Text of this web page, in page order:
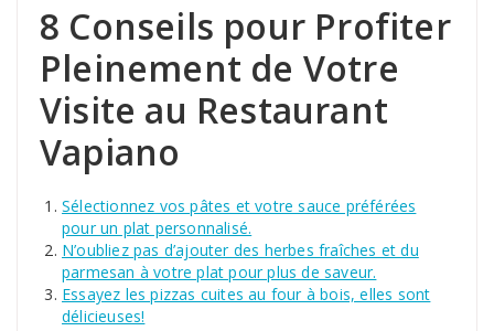
8 Conseils pour Profiter
Pleinement de Votre
Visite au Restaurant
Vapiano
Sélectionnez vos pâtes et votre sauce préférées
pour un plat personnalisé.
N’oubliez pas d’ajouter des herbes fraîches et du
parmesan à votre plat pour plus de saveur.
Essayez les pizzas cuites au four à bois, elles sont
délicieuses!